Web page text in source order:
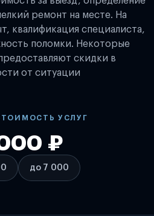
ремонт на месте. На
квалификация специалиста,
поломки. Некоторые
скидки в
от ситуации
УСЛУГ
₽
до 7 000